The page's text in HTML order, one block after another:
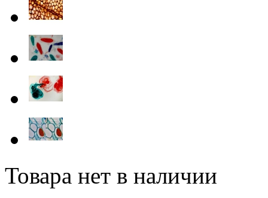
Товара нет в наличии